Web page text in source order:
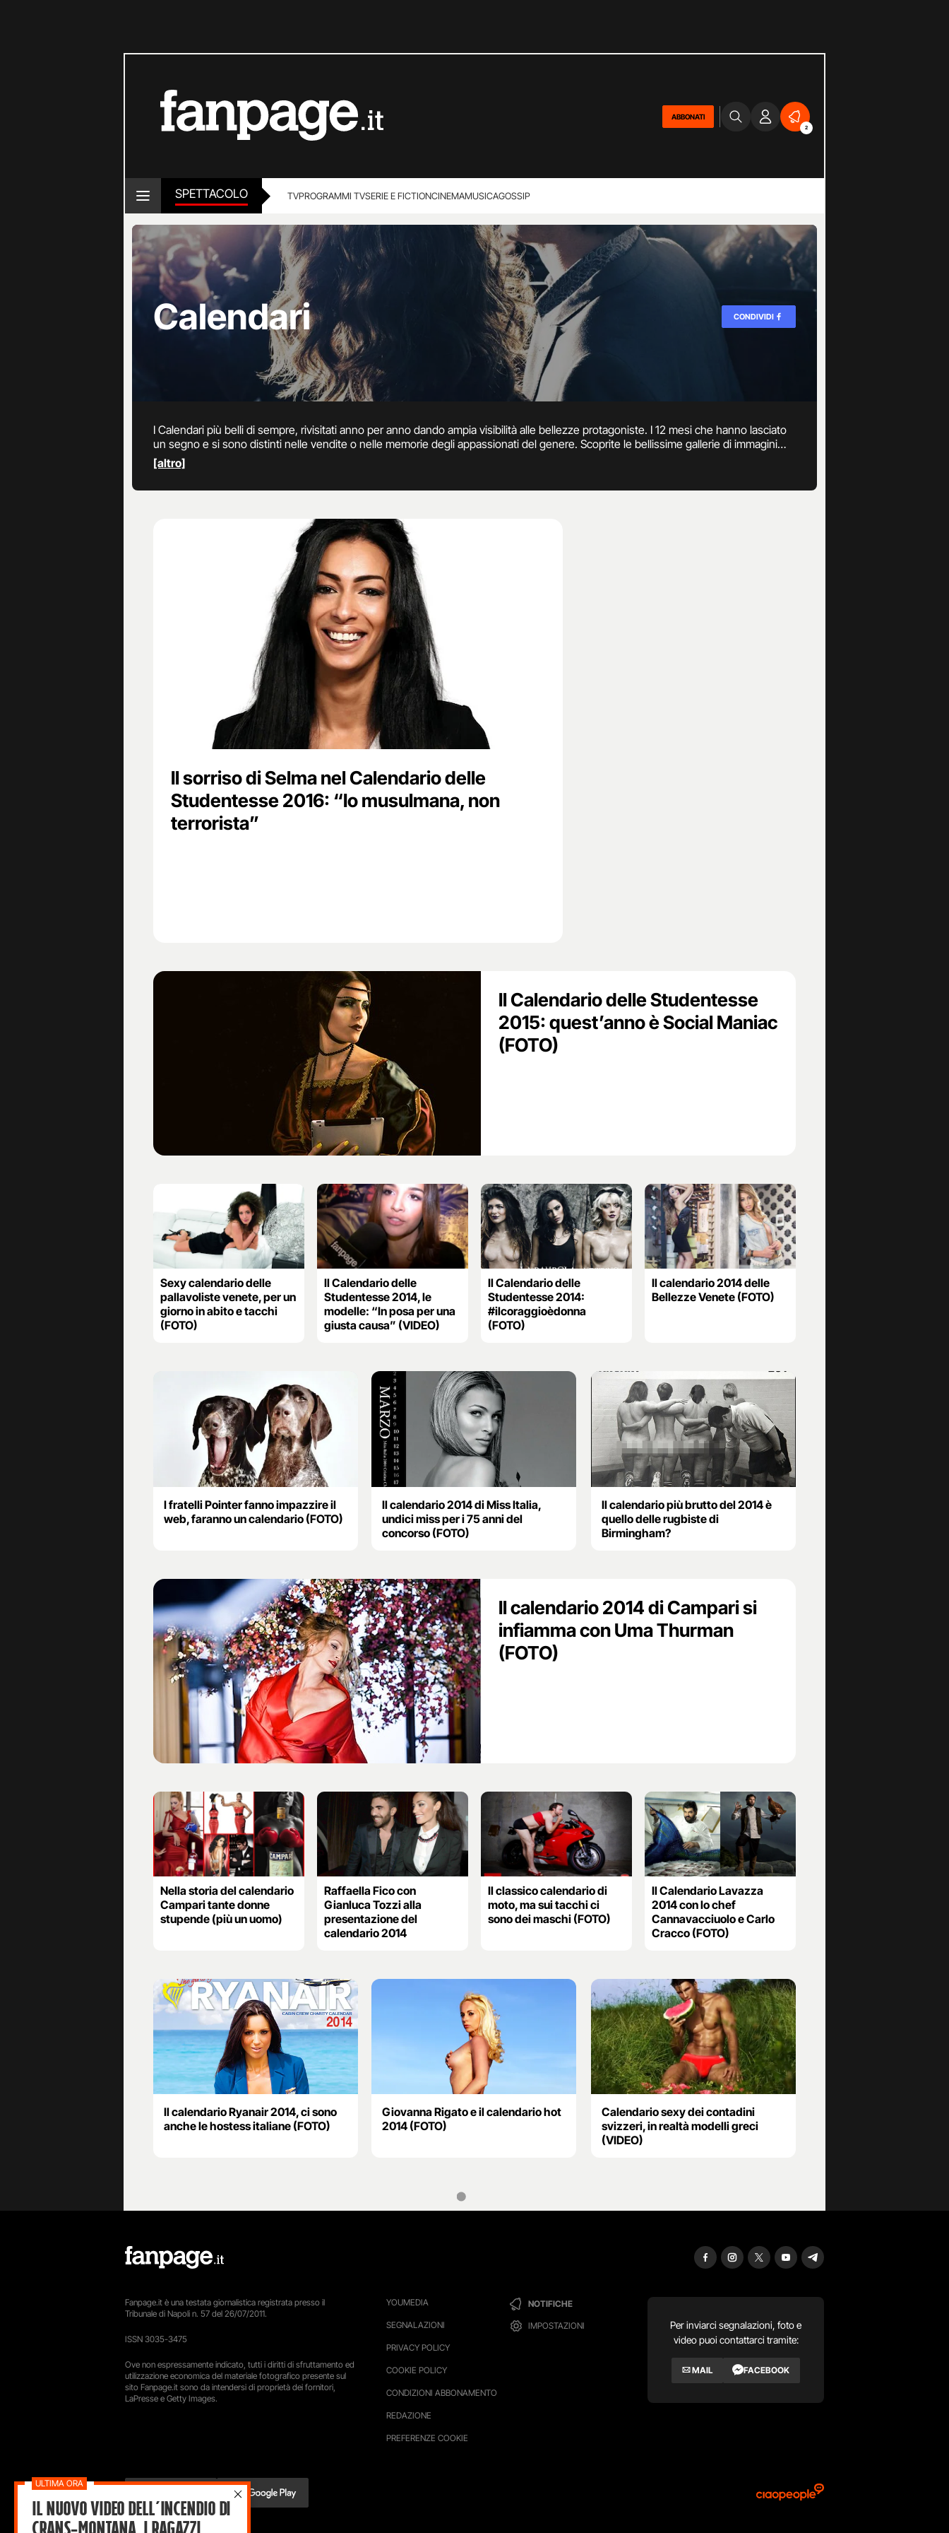
ABBONATI
2
SPETTACOLO TVPROGRAMMI TVSERIE E FICTIONCINEMAMUSICAGOSSIP
Calendari CONDIVIDI
I Calendari più belli di sempre, rivisitati anno per anno dando ampia visibilità alle bellezze protagoniste. I 12 mesi che hanno lasciato
un segno e si sono distinti nelle vendite o nelle memorie degli appassionati del genere. Scoprite le bellissime gallerie di immagini
associate: Belen Rodriguez, Nina Moric, Aida Yespica, Cristina Del Basso, e molte altre ancora nella sezione più bollente di Gossip
Fanpage.
[altro]
Il sorriso di Selma nel Calendario delle
Studentesse 2016: “Io musulmana, non
terrorista”
Il Calendario delle Studentesse
2015: quest’anno è Social Maniac
(FOTO)
Sexy calendario delle
pallavoliste venete, per un
giorno in abito e tacchi
(FOTO)
Il Calendario delle
Studentesse 2014, le
modelle: “In posa per una
giusta causa” (VIDEO)
Il Calendario delle
Studentesse 2014:
#ilcoraggioèdonna
(FOTO)
Il calendario 2014 delle
Bellezze Venete (FOTO)
I fratelli Pointer fanno impazzire il
web, faranno un calendario (FOTO)
Il calendario 2014 di Miss Italia,
undici miss per i 75 anni del
concorso (FOTO)
Il calendario più brutto del 2014 è
quello delle rugbiste di
Birmingham?
Il calendario 2014 di Campari si
infiamma con Uma Thurman
(FOTO)
Nella storia del calendario
Campari tante donne
stupende (più un uomo)
Raffaella Fico con
Gianluca Tozzi alla
presentazione del
calendario 2014
Il classico calendario di
moto, ma sui tacchi ci
sono dei maschi (FOTO)
Il Calendario Lavazza
2014 con lo chef
Cannavacciuolo e Carlo
Cracco (FOTO)
Il calendario Ryanair 2014, ci sono
anche le hostess italiane (FOTO)
Giovanna Rigato e il calendario hot
2014 (FOTO)
Calendario sexy dei contadini
svizzeri, in realtà modelli greci
(VIDEO)
Il nuovo video dell’incendio di
YOUMEDIA
SEGNALAZIONI
PRIVACY POLICY
COOKIE POLICY
CONDIZIONI ABBONAMENTO
REDAZIONE
PREFERENZE COOKIE
NOTIFICHE
IMPOSTAZIONI
Per inviarci segnalazioni, foto e
video puoi contattarci tramite:
MAIL FACEBOOK
Fanpage.it è una testata giornalistica registrata presso il
Tribunale di Napoli n. 57 del 26/07/2011.
ISSN 3035-3475
Ove non espressamente indicato, tutti i diritti di sfruttamento ed
utilizzazione economica del materiale fotografico presente sul
sito Fanpage.it sono da intendersi di proprietà dei fornitori,
LaPresse e Getty Images.